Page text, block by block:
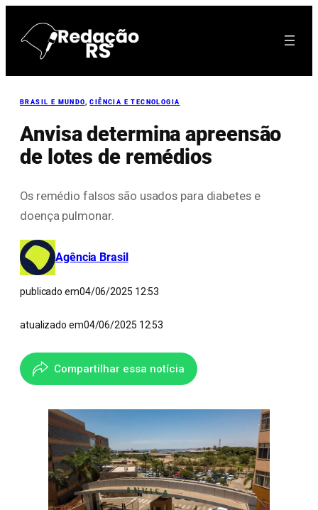
para
BRASIL E MUNDO, CIÊNCIA E TECNOLOGIA
Anvisa determina apreensão
de lotes de remédios
Os remédio falsos são usados para diabetes e
doença pulmonar.
Agência Brasil
publicado em04/06/2025 12:53
atualizado em04/06/2025 12:53
Compartilhar essa notícia